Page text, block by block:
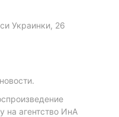
Украинки, 26
агентство ИнА